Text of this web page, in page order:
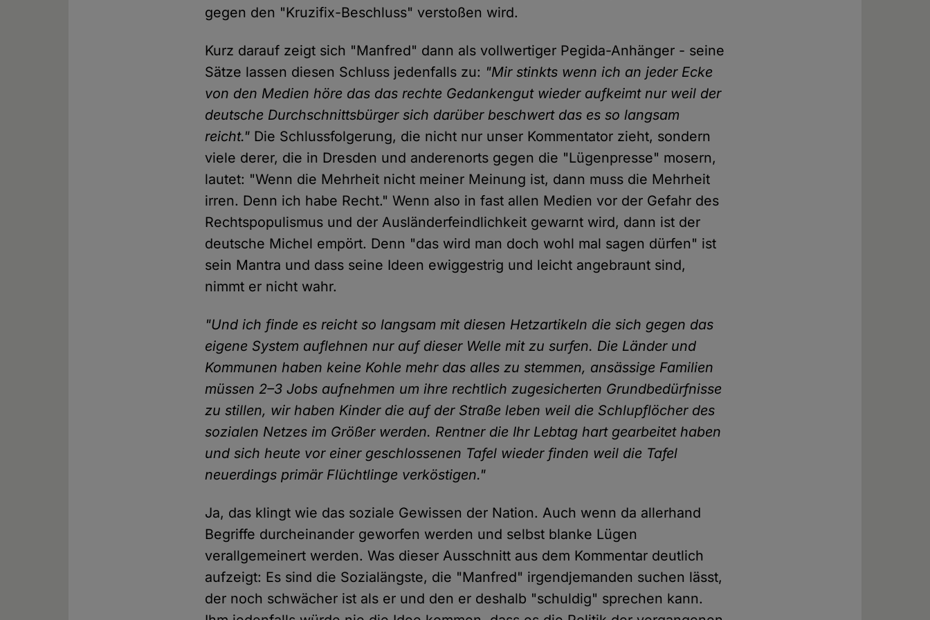
gegen den "Kruzifix-Beschluss" verstoßen wird.
Kurz darauf zeigt sich "Manfred" dann als vollwertiger Pegida-Anhänger - seine
Sätze lassen diesen Schluss jedenfalls zu: "Mir stinkts wenn ich an jeder Ecke
von den Medien höre das das rechte Gedankengut wieder aufkeimt nur weil der
deutsche Durchschnittsbürger sich darüber beschwert das es so langsam
reicht." Die Schlussfolgerung, die nicht nur unser Kommentator zieht, sondern
viele derer, die in Dresden und anderenorts gegen die "Lügenpresse" mosern,
lautet: "Wenn die Mehrheit nicht meiner Meinung ist, dann muss die Mehrheit
irren. Denn ich habe Recht." Wenn also in fast allen Medien vor der Gefahr des
Rechtspopulismus und der Ausländerfeindlichkeit gewarnt wird, dann ist der
deutsche Michel empört. Denn "das wird man doch wohl mal sagen dürfen" ist
sein Mantra und dass seine Ideen ewiggestrig und leicht angebraunt sind,
nimmt er nicht wahr.
"Und ich finde es reicht so langsam mit diesen Hetzartikeln die sich gegen das
eigene System auflehnen nur auf dieser Welle mit zu surfen. Die Länder und
Kommunen haben keine Kohle mehr das alles zu stemmen, ansässige Familien
müssen 2–3 Jobs aufnehmen um ihre rechtlich zugesicherten Grundbedürfnisse
zu stillen, wir haben Kinder die auf der Straße leben weil die Schlupflöcher des
sozialen Netzes im Größer werden. Rentner die Ihr Lebtag hart gearbeitet haben
und sich heute vor einer geschlossenen Tafel wieder finden weil die Tafel
neuerdings primär Flüchtlinge verköstigen."
Ja, das klingt wie das soziale Gewissen der Nation. Auch wenn da allerhand
Begriffe durcheinander geworfen werden und selbst blanke Lügen
verallgemeinert werden. Was dieser Ausschnitt aus dem Kommentar deutlich
aufzeigt: Es sind die Sozialängste, die "Manfred" irgendjemanden suchen lässt,
der noch schwächer ist als er und den er deshalb "schuldig" sprechen kann.